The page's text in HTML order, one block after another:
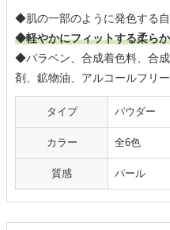
◆肌の一部のように発色する
◆軽やかにフィットする柔ら
◆パラベン、合成着色料、合
剤、鉱物油、アルコールフリー
タイプ パウダー
カラー 全6色
質感 パール